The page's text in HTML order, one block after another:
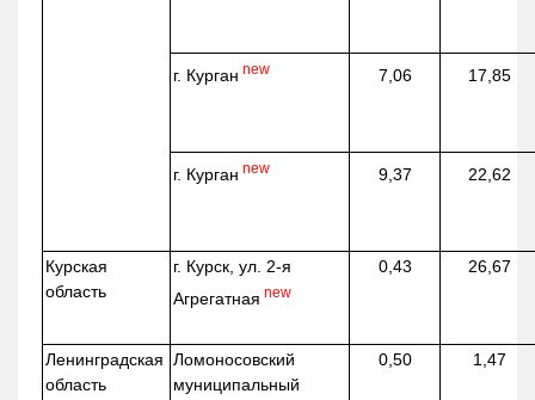
г. Курган new 7,06 17,85
г. Курган new 9,37 22,62
Курская
область
г. Курск, ул. 2-я
Агрегатная new
0,43 26,67
Ленинградская
область
Ломоносовский
муниципальный
0,50 1,47